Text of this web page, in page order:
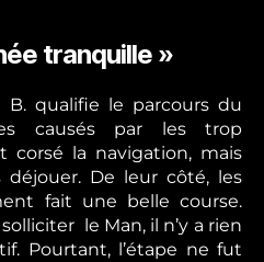
tranquille »
B. qualifie le parcours du
causés par les trop
corsé la navigation, mais
déjouer. De leur côté, les
fait une belle course.
le Man, il n’y a rien
Pourtant, l’étape ne fut